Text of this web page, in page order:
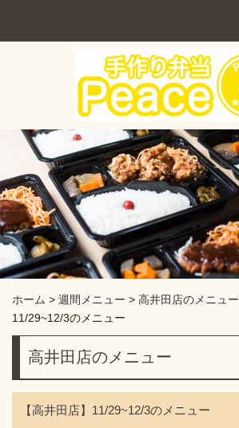
ホーム > 週間メニュー > 高井田店のメニュー
11/29~12/3のメニュー
高井田店のメニュー
【高井田店】11/29~12/3のメニュー